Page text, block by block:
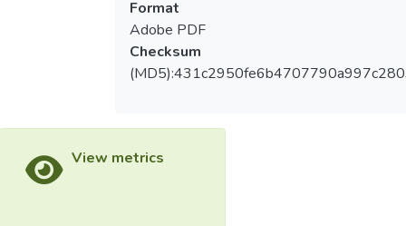
Format
Adobe PDF
Checksum
View metrics